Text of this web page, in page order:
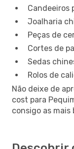
Candeeiros
Joalharia
Peças de
Cortes de
Sedas
Rolos de
Não deixe de
cost para
consigo as mais